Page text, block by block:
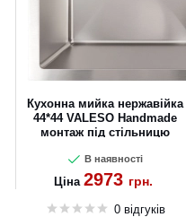
Кухонна мийка нержавійка
44*44 VALESO Handmade
монтаж під стільницю
В наявності
Ціна 2973 грн.
0 відгуків